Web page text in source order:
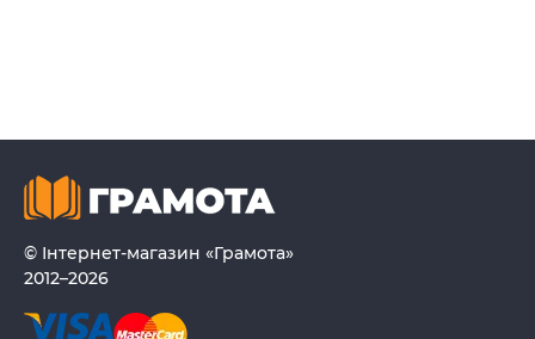
© Інтернет-магазин «Грамота»
2012–2026